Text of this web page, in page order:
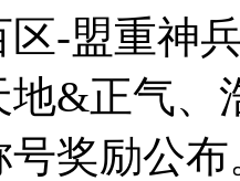
区-盟重神
地&正气、
号奖励公